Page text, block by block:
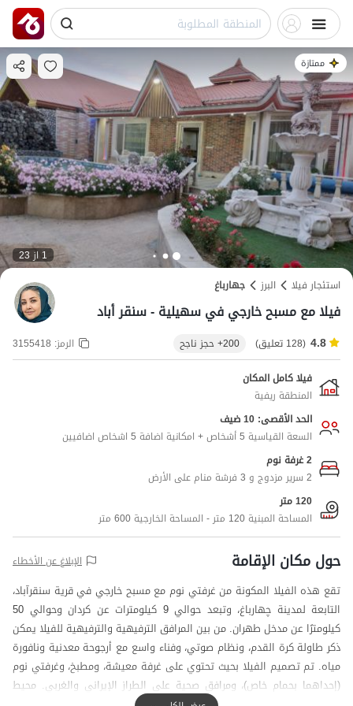
ممتازة
1 از 23
استئجار فيلا
البرز جهارباغ
فيلا مع مسبح خارجي في سهيلية - سنقر أباد
4.8 (128 تعليق) 200+ حجز ناجح الرمز: 3155418
فيلا كامل المكان
المنطقة ريفية
الحد الأقصى: 10 ضيف
السعة القياسية 5 أشخاص + امكانية اضافة 5 اشخاص اضافيين
2 غرفة نوم
2 سرير مزدوج و 3 فرشة منام على الأرض
120 متر
المساحة المبنية 120 متر - المساحة الخارجية 600 متر
حول مكان الإقامة الإبلاغ عن الأخطاء
تقع هذه الفيلا المكونة من غرفتي نوم مع مسبح خارجي في قرية سنقرآباد،
التابعة لمدينة چهارباغ، وتبعد حوالي 9 كيلومترات عن كردان وحوالي 50
كيلومترًا عن مدخل طهران. من بين المرافق الترفيهية والترفيهية للفيلا يمكن
ذكر طاولة كرة القدم، ونظام صوتي، وفناء واسع مع أرجوحة معدنية ونافورة
مياه. تم تصميم الفيلا بحيث تحتوي على غرفة معيشة، ومطبخ، وغرفتي نوم
(إحداهما بحمام خاص)، ومرافق صحية على الطراز الإيراني والغربي. محيط